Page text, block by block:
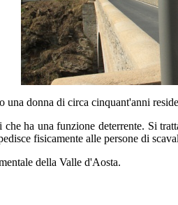
donna di circa cinquant'anni
ha una funzione deterrente. Si
fisicamente alle persone di
della Valle d'Aosta.